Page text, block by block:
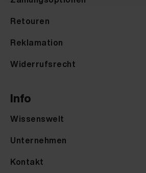
Retouren
Reklamation
Widerrufsrecht
Info
Wissenswelt
Unternehmen
Kontakt